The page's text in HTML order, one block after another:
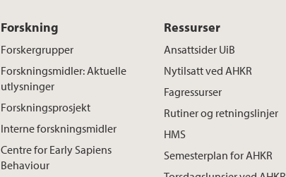
Forskning
Forskergrupper
Forskningsmidler: Aktuelle
utlysninger
Forskningsprosjekt
Interne forskningsmidler
Centre for Early Sapiens
Behaviour
Ressurser
Ansattsider UiB
Nytilsatt ved AHKR
Fagressurser
Rutiner og retningslinjer
HMS
Semesterplan for AHKR